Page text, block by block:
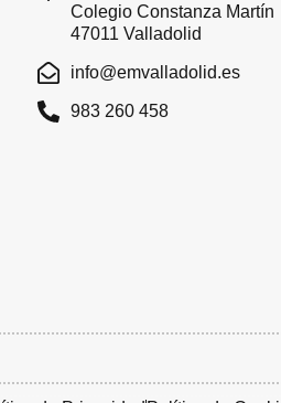
Colegio Constanza Martín
47011 Valladolid
info@emvalladolid.es
983 260 458